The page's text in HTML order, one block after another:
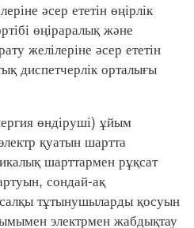
әсер ететін өңірлік
өңіраралық және
желілеріне әсер ететін
диспетчерлік орталығы
өндіруші) ұйым
қуатын шартта
шарттармен рұқсат
сондай-ақ
тұтынушыларды қосуын
электрмен жабдықтау